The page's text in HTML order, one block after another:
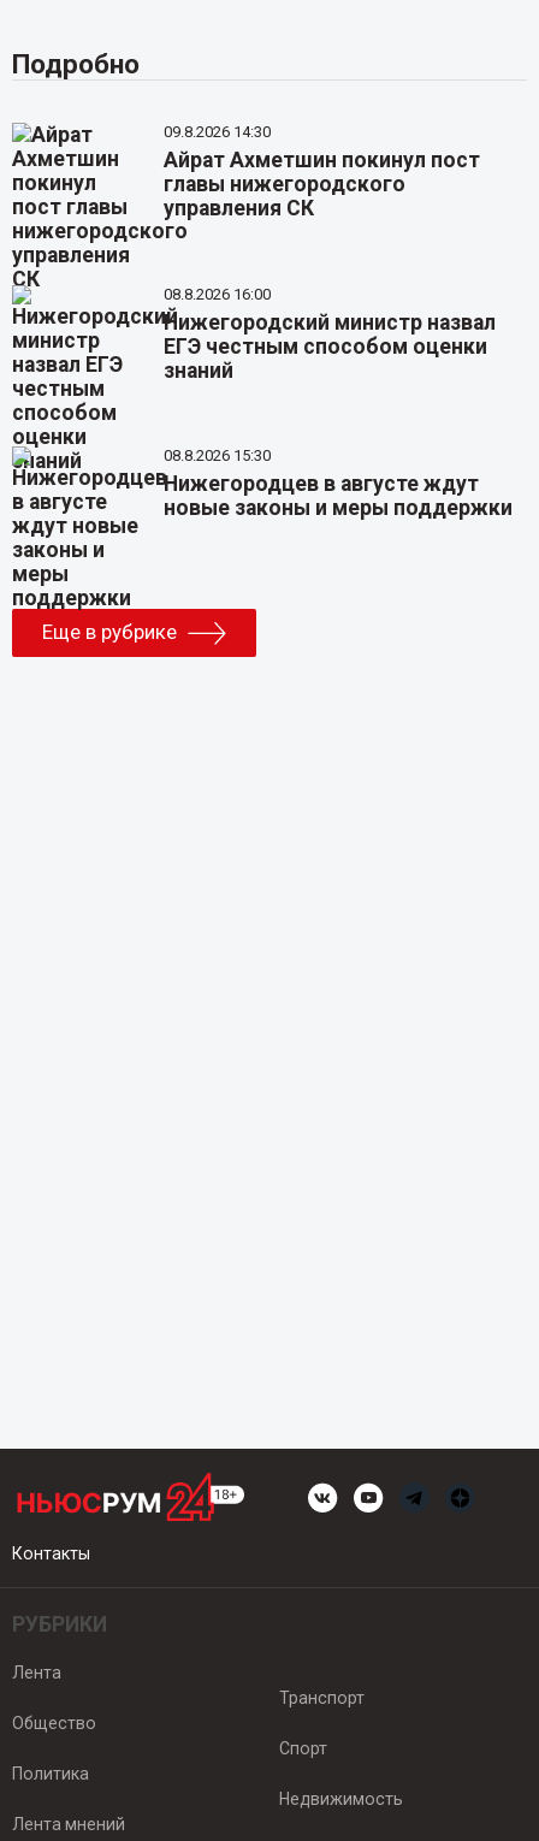
Подробно
09.8.2026 14:30
Айрат Ахметшин покинул пост
главы нижегородского
управления СК
08.8.2026 16:00
Нижегородский министр назвал
ЕГЭ честным способом оценки
знаний
08.8.2026 15:30
Нижегородцев в августе ждут
новые законы и меры поддержки
Еще в рубрике
Контакты
РУБРИКИ
Лента
Общество
Политика
Лента мнений
Транспорт
Спорт
Недвижимость